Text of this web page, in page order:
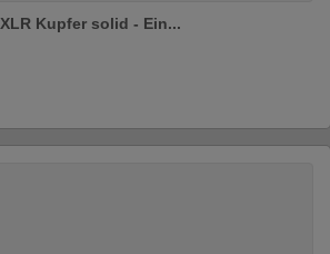
XLR Kupfer solid - Ein...